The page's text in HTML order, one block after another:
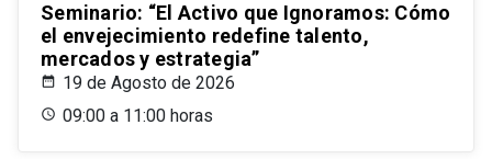
Seminario: “El Activo que Ignoramos: Cómo
el envejecimiento redefine talento,
mercados y estrategia”
19 de Agosto de 2026
09:00 a 11:00 horas